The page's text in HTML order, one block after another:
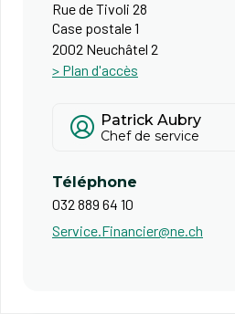
Rue de Tivoli 28
Case postale 1
2002 Neuchâtel 2
> Plan d'accès
Patrick Aubry
Chef de service
Téléphone
032 889 64 10
Service.Financier@ne.ch